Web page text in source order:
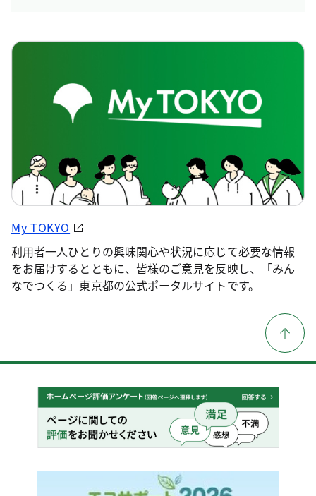
My TOKYO
利用者一人ひとりの興味関心や状況に応じて必要な情報
をお届けするとともに、皆様のご意見を反映し、「みん
なでつくる」東京都の公式ポータルサイトです。